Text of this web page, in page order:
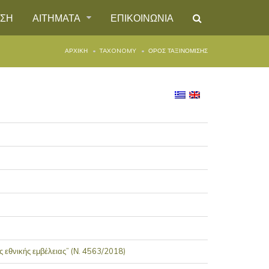
ΑΙΤΗΜΑΤΑ ΕΠΙΚΟΙΝΩΝΙΑ
ΑΡΧΙΚΉ TAXONOMY ΌΡΟΣ ΤΑΞΙΝΌΜΙΣΗΣ
εθνικής εμβέλειας” (Ν. 4563/2018)